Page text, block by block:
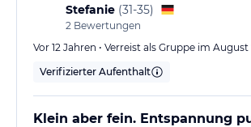
Stefanie (31-35)
2 Bewertungen
Vor 12 Jahren • Verreist als Gruppe im August
Verifizierter Aufenthalt
Klein aber fein. Entspannung